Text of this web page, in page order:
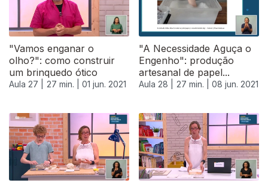
"Vamos enganar o
olho?": como construir
um brinquedo ótico
Aula 27 | 27 min. | 01 jun. 2021
"A Necessidade Aguça o
Engenho": produção
artesanal de papel...
Aula 28 | 27 min. | 08 jun. 2021